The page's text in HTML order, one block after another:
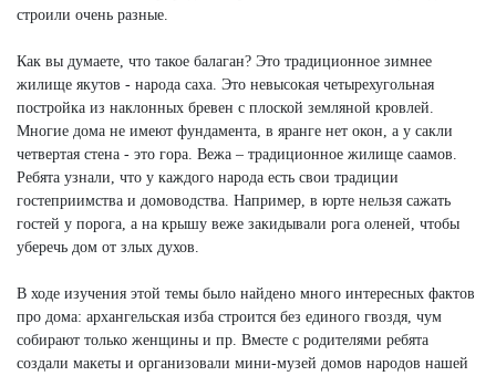
строили очень разные.
Как вы думаете, что такое балаган? Это традиционное зимнее
жилище якутов - народа саха. Это невысокая четырехугольная
постройка из наклонных бревен с плоской земляной кровлей.
Многие дома не имеют фундамента, в яранге нет окон, а у сакли
четвертая стена - это гора. Вежа – традиционное жилище саамов.
Ребята узнали, что у каждого народа есть свои традиции
гостеприимства и домоводства. Например, в юрте нельзя сажать
гостей у порога, а на крышу веже закидывали рога оленей, чтобы
уберечь дом от злых духов.
В ходе изучения этой темы было найдено много интересных фактов
про дома: архангельская изба строится без единого гвоздя, чум
собирают только женщины и пр. Вместе с родителями ребята
создали макеты и организовали мини-музей домов народов нашей